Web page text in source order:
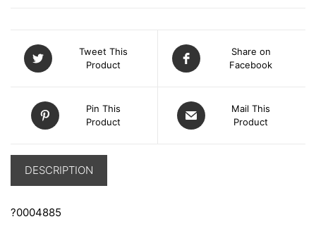
Tweet This
Product
Share on
Facebook
Pin This
Product
Mail This
Product
DESCRIPTION
?0004885